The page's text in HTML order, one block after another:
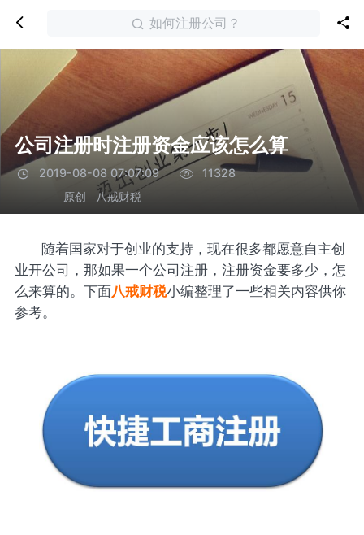
如何注册公司？
公司注册时注册资金应该怎么算
2019-08-08 07:07:09
11328
原创
八戒财税
随着国家对于创业的支持，现在很多都愿意自主创
业开公司，那如果一个公司注册，注册资金要多少，怎
么来算的。下面八戒财税小编整理了一些相关内容供你
参考。